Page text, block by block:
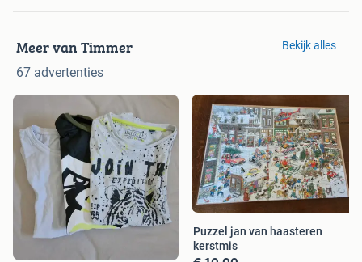
Meer van Timmer
67 advertenties
Bekijk alles
Puzzel jan van haasteren
kerstmis